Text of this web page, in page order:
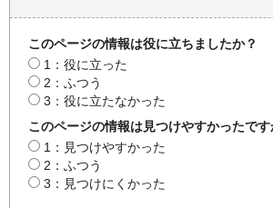
このページの情報は役に立ちましたか？
1：役に立った
2：ふつう
3：役に立たなかった
このページの情報は見つけやすかったです
1：見つけやすかった
2：ふつう
3：見つけにくかった